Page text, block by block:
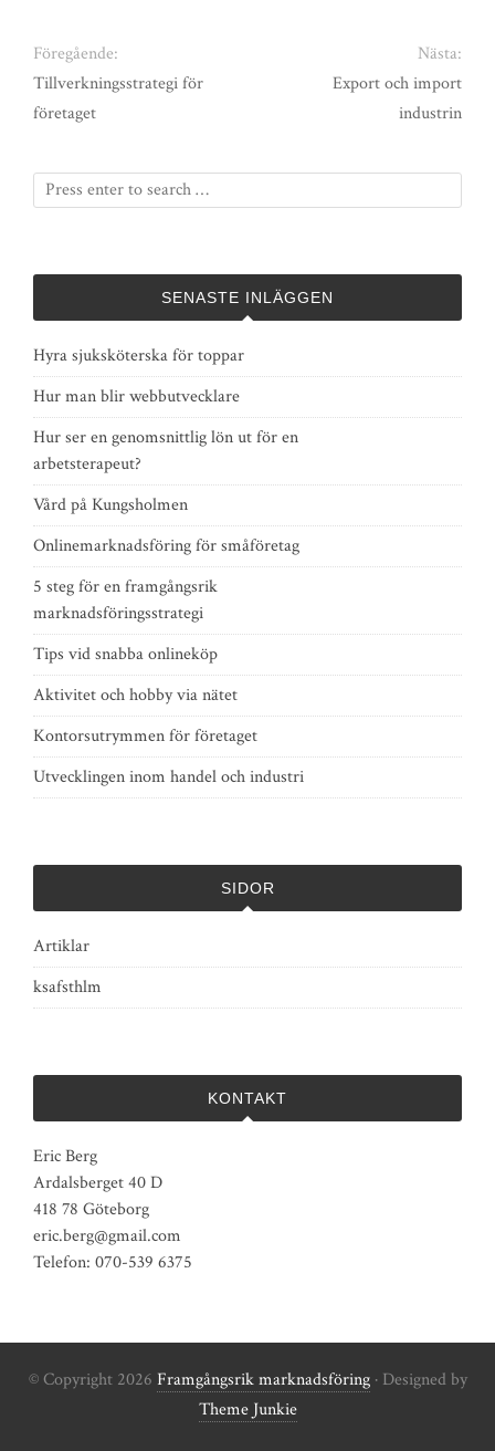
Föregående:
Tillverkningsstrategi för
företaget
Nästa:
Export och import
industrin
SENASTE INLÄGGEN
Hyra sjuksköterska för toppar
Hur man blir webbutvecklare
Hur ser en genomsnittlig lön ut för en
arbetsterapeut?
Vård på Kungsholmen
Onlinemarknadsföring för småföretag
5 steg för en framgångsrik
marknadsföringsstrategi
Tips vid snabba onlineköp
Aktivitet och hobby via nätet
Kontorsutrymmen för företaget
Utvecklingen inom handel och industri
SIDOR
Artiklar
ksafsthlm
KONTAKT
Eric Berg
Ardalsberget 40 D
418 78 Göteborg
eric.berg@gmail.com
Telefon: 070-539 6375
© Copyright 2026 Framgångsrik marknadsföring· Designed by
Theme Junkie